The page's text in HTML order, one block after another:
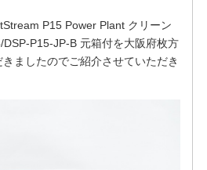
P15 Power Plant クリーン
P15-JP-B 元箱付を大阪府枚方
ましたのでご紹介させていただき